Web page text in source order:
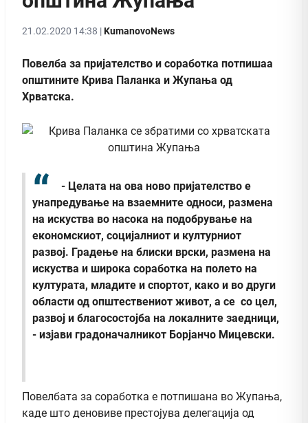
21.02.2020 14:38 |KumanovoNews
Повелба за пријателство и соработка потпишаа
општините Крива Паланка и Жупања од
Хрватска.
- Целата на ова ново пријателство е
унапредување на взаемните односи, размена
на искуства во насока на подобрување на
економскиот, социјалниот и културниот
развој. Градење на блиски врски, размена на
искуства и широка соработка на полето на
културата, младите и спортот, како и во други
области од општествениот живот, а се со цел,
развој и благосостојба на локалните заедници,
- изјави градоначалникот Борјанчо Мицевски.
Повелбата за соработка е потпишана во Жупања,
каде што деновиве престојува делегација од